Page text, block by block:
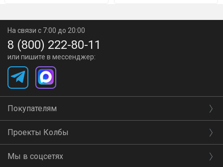
устанавливается и обеспечивает максимальную
герметичность процесса перегонки.
На внутренней стенке перегонного куба есть
мерная шкала.
Объём перегонного куба можно с лёгкостью
увеличения объёма.
На связи с 7:00 до 20:00
8 (800) 222-80-11
или пишите в мессенджер:
Покупателям
Проекты Колбы
Мы в соцсетях